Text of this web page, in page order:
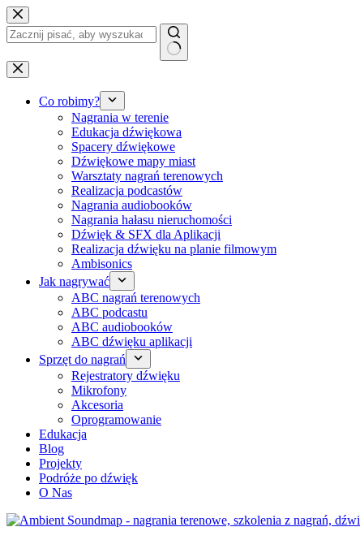
Przejdź
do
treści
Brak
wyników
Co robimy?
Nagrania w terenie
Edukacja dźwiękowa
Spacery dźwiękowe
Dźwiękowe mapy miast
Warsztaty nagrań terenowych
Realizacja podcastów
Nagrania audiobooków
Nagrania hałasu nieruchomości
Dźwięk & SFX dla Aplikacji
Realizacja dźwięku na planie filmowym
Ambisonics
Jak nagrywać
ABC nagrań terenowych
ABC podcastu
ABC audiobooków
ABC dźwięku aplikacji
Sprzęt do nagrań
Rejestratory dźwięku
Mikrofony
Akcesoria
Oprogramowanie
Edukacja
Blog
Projekty
Podróże po dźwięk
O Nas